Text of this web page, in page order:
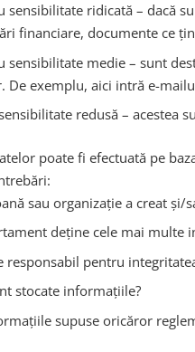
sensibilitate ridicată – dacă
financiare, documente ce
sensibilitate medie – sunt
De exemplu, aici intră e-
redusă – acestea
poate fi efectuată pe
sau organizație a creat
deține cele mai
responsabil pentru
stocate informațiile?
supuse oricăror